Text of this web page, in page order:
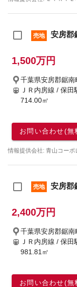
売地 安房郡
1,500万円
千葉県安房郡鋸南
ＪＲ内房線 / 保田
714.00㎡
お問い合わせ(無
情報提供会社: 青山コー
売地 安房郡
2,400万円
千葉県安房郡鋸南
ＪＲ内房線 / 保田
981.81㎡
お問い合わせ(無